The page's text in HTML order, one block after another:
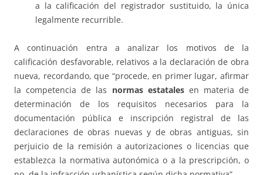
a la calificación del registrador sustituido, la única
legalmente recurrible.
A continuación entra a analizar los motivos de la
calificación desfavorable, relativos a la declaración de obra
nueva, recordando, que “procede, en primer lugar, afirmar
la competencia de las normas estatalesen materia de
determinación de los requisitos necesarios para la
documentación pública e inscripción registral de las
declaraciones de obras nuevas y de obras antiguas, sin
perjuicio de la remisión a autorizaciones o licencias que
establezca la normativa autonómica o a la prescripción, o